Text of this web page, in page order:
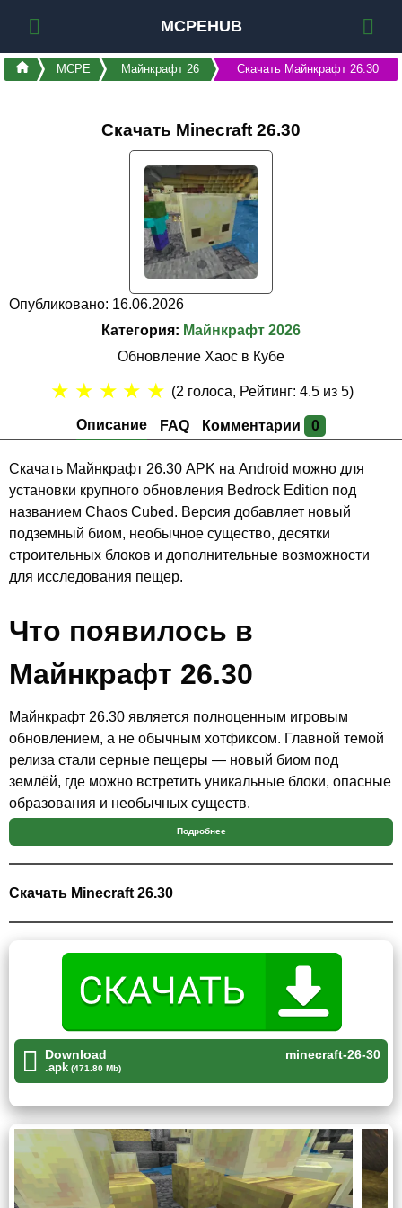
MCPEHUB
MCPE Майнкрафт 26 Скачать Майнкрафт 26.30
Скачать Minecraft 26.30
Опубликовано: 16.06.2026
Категория: Майнкрафт 2026
Обновление Хаос в Кубе
Описание FAQ Комментарии 0
★ ★ ★ ★ ★ (2 голоса, Рейтинг:4.5 из 5)
Скачать Майнкрафт 26.30 APK на Android можно для
установки крупного обновления Bedrock Edition под
названием Chaos Cubed. Версия добавляет новый
подземный биом, необычное существо, десятки
строительных блоков и дополнительные возможности
для исследования пещер.
Что появилось в
Майнкрафт 26.30
Майнкрафт 26.30 является полноценным игровым
обновлением, а не обычным хотфиксом. Главной темой
релиза стали серные пещеры — новый биом под
землёй, где можно встретить уникальные блоки, опасные
образования и необычных существ.
Разработчики также добавили новые декоративные
материалы, музыку, предметы и расширили генерацию
мира для любителей исследования больших подземных
Серные пещеры
Главным нововведением стали серные пещеры. Это
новый подземный биом, который состоит из жёлтых
серных блоков и красноватого минерала киноварь.
Внутри таких пещер можно найти скопления
светящегося лишайника, серные бассейны, природные
образования из шипов и новых мобов. На поверхности
мира иногда появляются серные источники, которые
помогают обнаружить расположенные под землёй
пещеры.
Подробнее
Скачать Minecraft 26.30
Download
.apk(471.80 Mb)
minecraft-26-30